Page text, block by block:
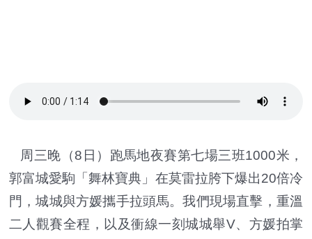
周三晚（8日）跑馬地夜賽第七場三班1000米，
郭富城愛駒「舞林寶典」在莫雷拉胯下爆出20倍冷
門，城城與方媛攜手拉頭馬。我們現場直擊，重溫
二人觀賽全程，以及衝線一刻城城舉V、方媛拍掌